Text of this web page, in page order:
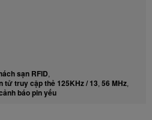
sạn RFID,
tử truy cập thẻ 125KHz / 13, 56 MHz,
báo pin yếu